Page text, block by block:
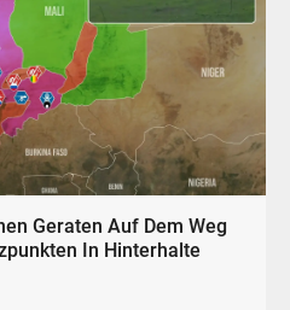
Geraten Auf Dem Weg
In Hinterhalte